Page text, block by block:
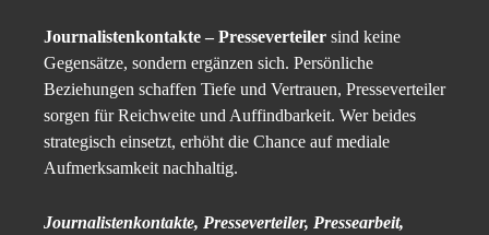
Journalistenkontakte – Presseverteiler sind keine
Gegensätze, sondern ergänzen sich. Persönliche
Beziehungen schaffen Tiefe und Vertrauen, Presseverteiler
sorgen für Reichweite und Auffindbarkeit. Wer beides
strategisch einsetzt, erhöht die Chance auf mediale
Aufmerksamkeit nachhaltig.
Journalistenkontakte, Presseverteiler, Pressearbeit,